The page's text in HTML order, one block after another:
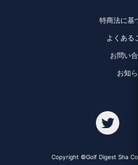
特商法に基
よくある
お問い
お知ら
Copyright ©Golf Digest Sha